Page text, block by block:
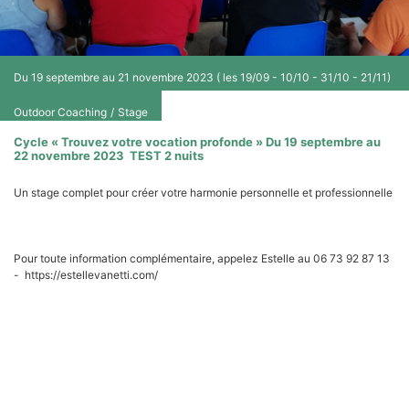
Du 19 septembre au 21 novembre 2023 ( les 19/09 - 10/10 - 31/10 - 21/11)
Outdoor Coaching / Stage
Cycle « Trouvez votre vocation profonde » Du 19 septembre au
22 novembre 2023 TEST 2 nuits
Un stage complet pour créer votre harmonie personnelle et professionnelle
Pour toute information complémentaire, appelez Estelle au 06 73 92 87 13
- https://estellevanetti.com/